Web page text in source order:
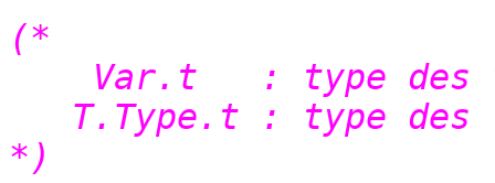
(*
Var.t : type des
T.Type.t : type des
*)